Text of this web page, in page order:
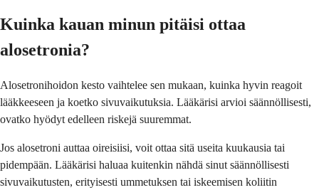
Kuinka kauan minun pitäisi ottaa
alosetronia?
Alosetronihoidon kesto vaihtelee sen mukaan, kuinka hyvin reagoit
lääkkeeseen ja koetko sivuvaikutuksia. Lääkärisi arvioi säännöllisesti,
ovatko hyödyt edelleen riskejä suuremmat.
Jos alosetroni auttaa oireisiisi, voit ottaa sitä useita kuukausia tai
pidempään. Lääkärisi haluaa kuitenkin nähdä sinut säännöllisesti
sivuvaikutusten, erityisesti ummetuksen tai iskeemisen koliitin